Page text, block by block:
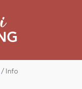
/ Info